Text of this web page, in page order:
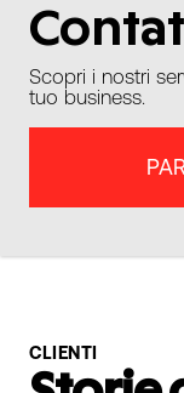
Scopri i nostri
tuo business.
CLIENTI